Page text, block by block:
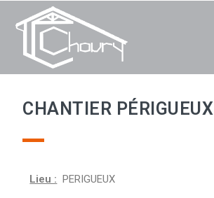
CHANTIER PÉRIGUEUX
Lieu : PERIGUEUX